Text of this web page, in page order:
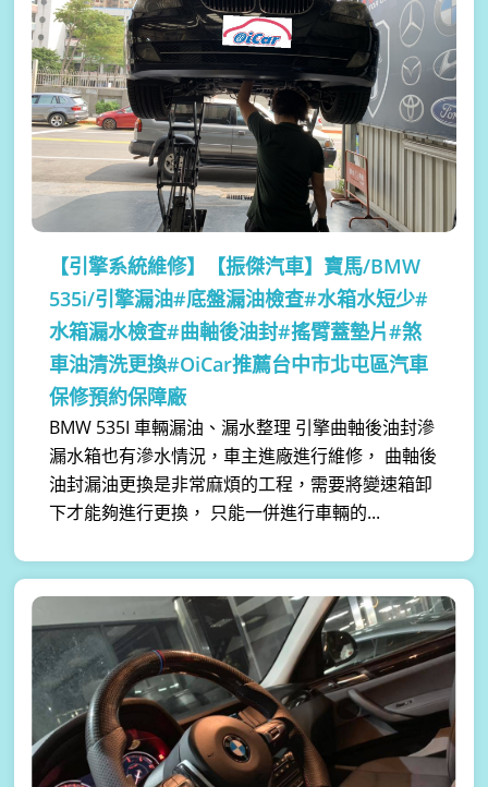
【引擎系統維修】
【振傑汽車】寶馬/BMW
535i/引擎漏油#底盤漏油檢查#水箱水短少#
水箱漏水檢查#曲軸後油封#搖臂蓋墊片#煞
車油清洗更換#OiCar推薦台中市北屯區汽車
保修預約保障廠
BMW 535I 車輛漏油、漏水整理 引擎曲軸後油封滲
漏水箱也有滲水情況，車主進廠進行維修， 曲軸後
油封漏油更換是非常麻煩的工程，需要將變速箱卸
下才能夠進行更換， 只能一併進行車輛的...